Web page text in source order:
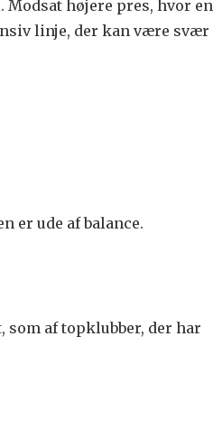
højere pres, hvor en
linje, der kan være svær
er ude af balance.
af topklubber, der har